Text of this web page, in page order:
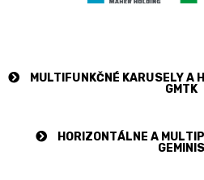
MULTIFUNKČNÉ KARUSELY A
GMTK
HORIZONTÁLNE A
GEMINIS